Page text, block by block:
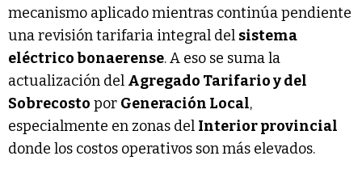
mecanismo aplicado mientras continúa pendiente
una revisión tarifaria integral del sistema
eléctrico bonaerense. A eso se suma la
actualización del Agregado Tarifario y del
Sobrecosto por Generación Local,
especialmente en zonas del Interior provincial
donde los costos operativos son más elevados.